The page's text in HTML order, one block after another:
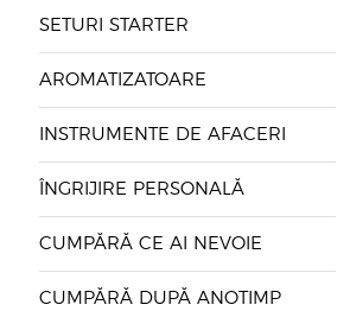
SETURI STARTER
AROMATIZATOARE
INSTRUMENTE DE AFACERI
ÎNGRIJIRE PERSONALĂ
CUMPĂRĂ CE AI NEVOIE
CUMPĂRĂ DUPĂ ANOTIMP